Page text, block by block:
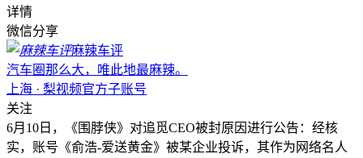
详情
微信分享
麻辣车评
汽车圈那么大，唯此地最麻辣。
上海 · 梨视频官方子账号
关注
6月10日，《围脖侠》对追觅CEO被封原因进行公告：经核
实，账号《俞浩-爱送黄金》被某企业投诉，其作为网络名人